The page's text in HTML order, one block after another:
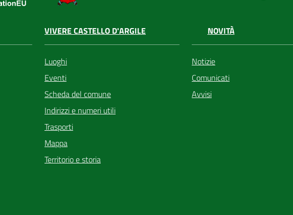
VIVERE CASTELLO D'ARGILE
Luoghi
Eventi
Scheda del comune
Indirizzi e numeri utili
Trasporti
Mappa
Territorio e storia
NOVITÀ
Notizie
Comunicati
Avvisi